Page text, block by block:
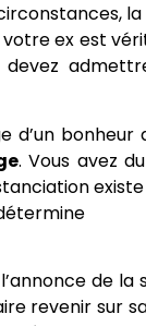
ex est
devez
d’un
. Vous avez
de
revenir sur